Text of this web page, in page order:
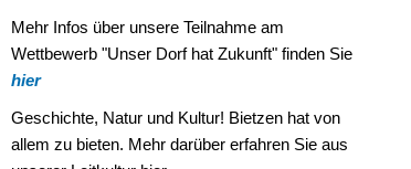
Mehr Infos über unsere Teilnahme am
Wettbewerb "Unser Dorf hat Zukunft" finden Sie
hier
Geschichte, Natur und Kultur! Bietzen hat von
allem zu bieten. Mehr darüber erfahren Sie aus